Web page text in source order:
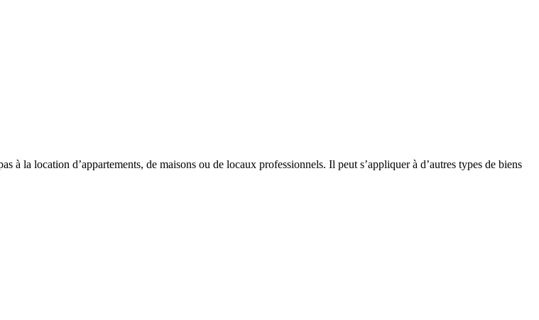
la location d’appartements, de maisons ou de locaux professionnels. Il peut s’appliquer à d’autres types de biens